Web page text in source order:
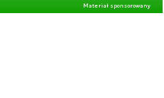
Materiał sponsorowany